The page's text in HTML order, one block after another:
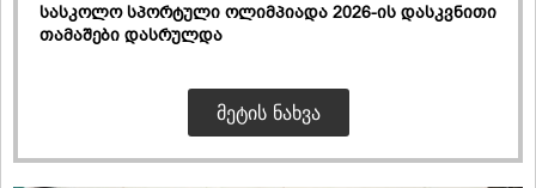
სასკოლო სპორტული ოლიმპიადა 2026-ის დასკვნითი
თამაშები დასრულდა
ᲛᲔᲢᲘᲡ ᲜᲐᲮᲕᲐ